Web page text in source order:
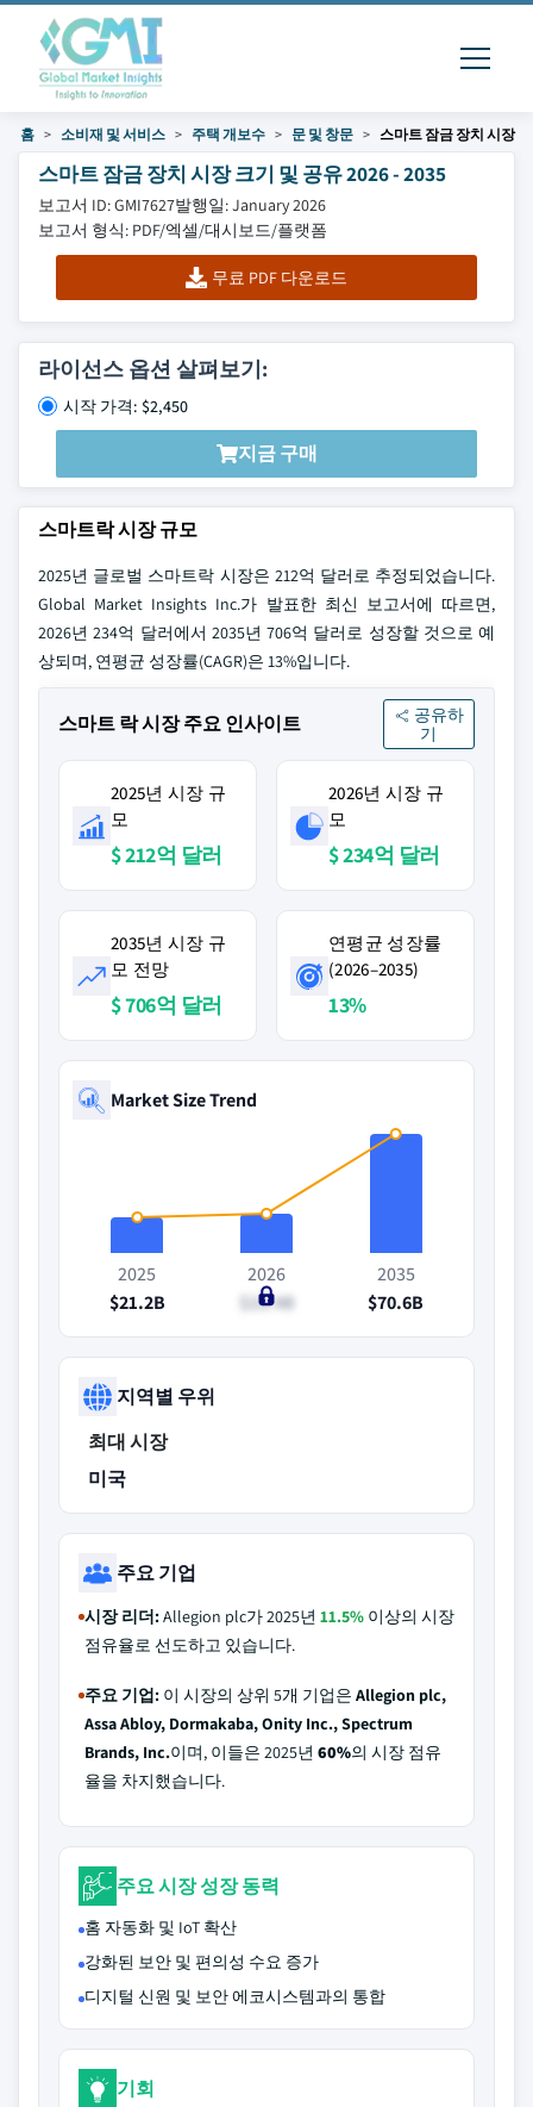
홈 소비재 및 서비스 주택 개보수 문 및 창문 스마트 잠금 장치 시장
스마트 잠금 장치 시장 크기 및 공유 2026 - 2035
보고서 ID: GMI7627발행일: January 2026
보고서 형식: PDF/엑셀/대시보드/플랫폼
무료 PDF 다운로드
라이선스 옵션 살펴보기:
시작 가격: $2,450
지금 구매
스마트락 시장 규모
2025년 글로벌 스마트락 시장은 212억 달러로 추정되었습니다.
Global Market Insights Inc.가 발표한 최신 보고서에 따르면,
2026년 234억 달러에서 2035년 706억 달러로 성장할 것으로 예
상되며, 연평균 성장률(CAGR)은 13%입니다.
스마트 락 시장 주요 인사이트
공유하
기
2025년 시장 규
모
$ 212억 달러
2026년 시장 규
모
$ 234억 달러
2035년 시장 규
모 전망
$ 706억 달러
연평균 성장률
(2026–2035)
13%
Market Size Trend
2025
$21.2B
2026
$23.4B
2035
$70.6B
지역별 우위
최대 시장
미국
주요 기업
시장 리더:Allegion plc가 2025년 11.5% 이상의 시장
점유율로 선도하고 있습니다.
주요 기업: 이 시장의 상위 5개 기업은 Allegion plc,
Assa Abloy, Dormakaba, Onity Inc., Spectrum
Brands, Inc.이며, 이들은 2025년 60%의 시장 점유
율을 차지했습니다.
주요 시장 성장 동력
홈 자동화 및 IoT 확산
강화된 보안 및 편의성 수요 증가
디지털 신원 및 보안 에코시스템과의 통합
기회